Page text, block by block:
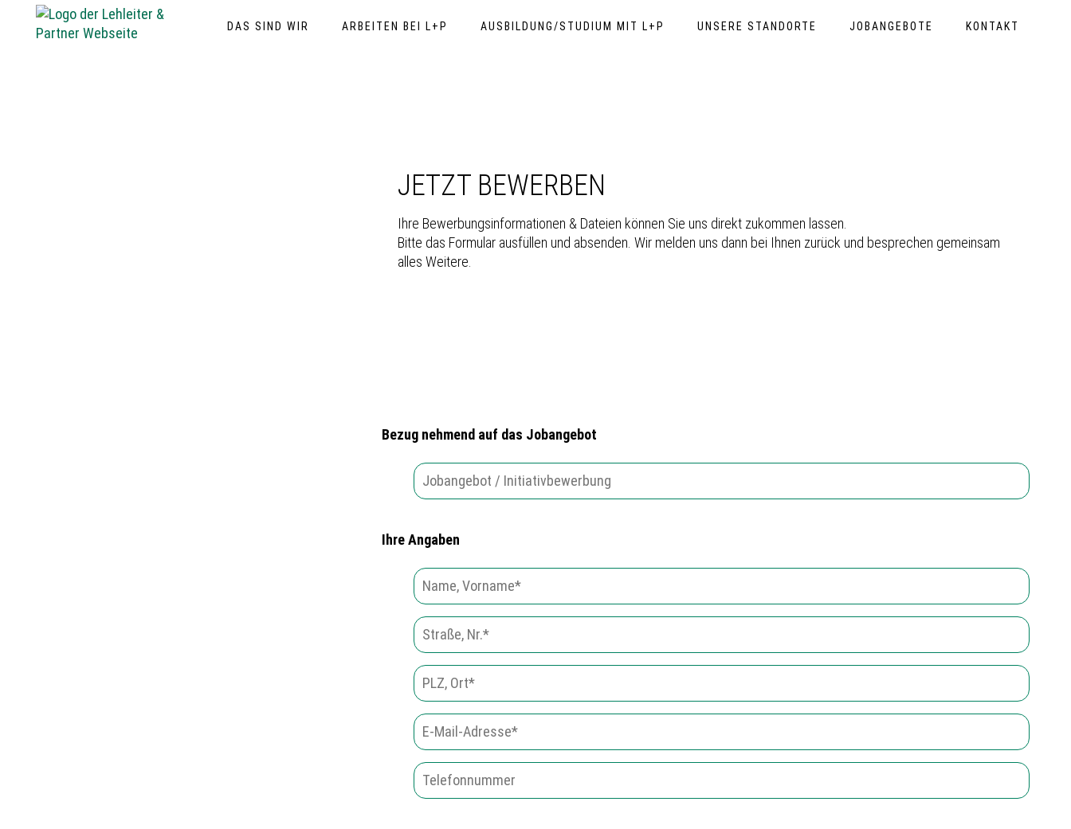
DAS SIND WIR ARBEITEN BEI L+P AUSBILDUNG/STUDIUM MIT L+P UNSERE STANDORTE JOBANGEBOTE KONTAKT
JETZT BEWERBEN
Ihre Bewerbungsinformationen & Dateien können Sie uns direkt zukommen lassen.
Bitte das Formular ausfüllen und absenden. Wir melden uns dann bei Ihnen zurück und besprechen gemeinsam
alles Weitere.
Bezug nehmend auf das Jobangebot
Ihre Angaben